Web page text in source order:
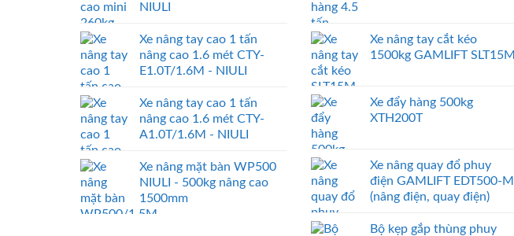
NIULI
Xe nâng tay cao 1 tấn
nâng cao 1.6 mét CTY-
E1.0T/1.6M - NIULI
Xe nâng tay cao 1 tấn
nâng cao 1.6 mét CTY-
A1.0T/1.6M - NIULI
Xe nâng mặt bàn WP500
NIULI - 500kg nâng cao
1500mm
Xe nâng tay cắt kéo
1500kg GAMLIFT SLT15M
Xe đẩy hàng 500kg
XTH200T
Xe nâng quay đổ phuy
điện GAMLIFT EDT500-M
(nâng điện, quay điện)
Bộ kẹp gắp thùng phuy